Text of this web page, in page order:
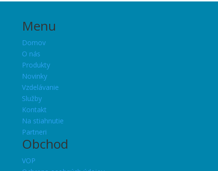
Menu
Domov
O nás
Produkty
Novinky
Vzdelávanie
Služby
Kontakt
Na stiahnutie
Partneri
Obchod
VOP